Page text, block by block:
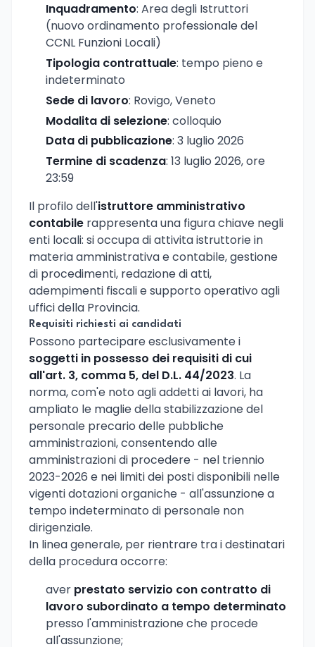
Inquadramento: Area degli Istruttori
(nuovo ordinamento professionale del
CCNL Funzioni Locali)
Tipologia contrattuale: tempo pieno e
indeterminato
Sede di lavoro: Rovigo, Veneto
Modalita di selezione: colloquio
Data di pubblicazione: 3 luglio 2026
Termine di scadenza: 13 luglio 2026, ore
23:59
Il profilo dell'istruttore amministrativo
contabile rappresenta una figura chiave negli
enti locali: si occupa di attivita istruttorie in
materia amministrativa e contabile, gestione
di procedimenti, redazione di atti,
adempimenti fiscali e supporto operativo agli
uffici della Provincia.
Requisiti richiesti ai candidati
Possono partecipare esclusivamente i
soggetti in possesso dei requisiti di cui
all'art. 3, comma 5, del D.L. 44/2023. La
norma, com'e noto agli addetti ai lavori, ha
ampliato le maglie della stabilizzazione del
personale precario delle pubbliche
amministrazioni, consentendo alle
amministrazioni di procedere - nel triennio
2023-2026 e nei limiti dei posti disponibili nelle
vigenti dotazioni organiche - all'assunzione a
tempo indeterminato di personale non
dirigenziale.
In linea generale, per rientrare tra i destinatari
della procedura occorre:
aver prestato servizio con contratto di
lavoro subordinato a tempo determinato
presso l'amministrazione che procede
all'assunzione;